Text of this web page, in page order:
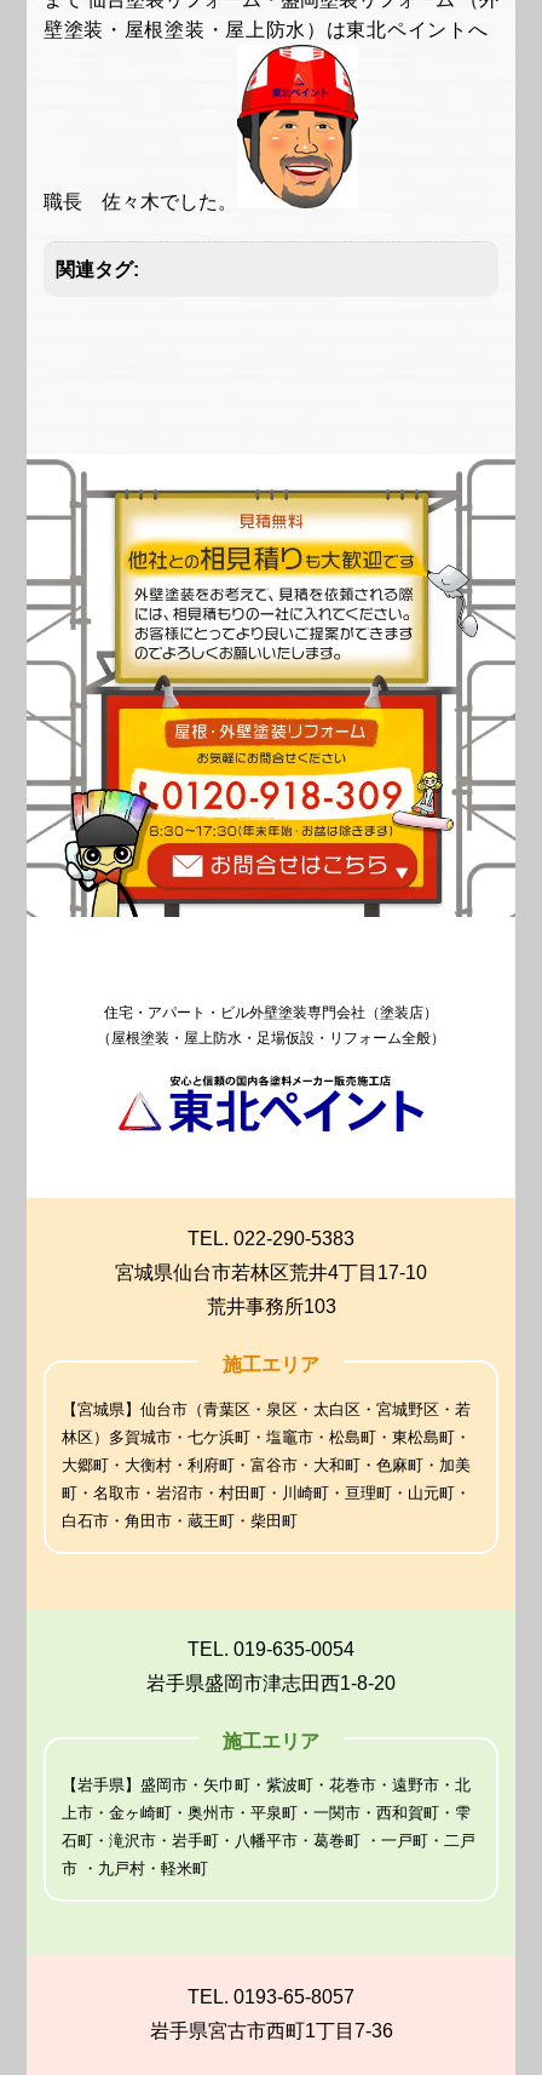
壁塗装・屋根塗装・屋上防水）は東北ペイントへ
職長 佐々木でした。
関連タグ:
住宅・アパート・ビル外壁塗装専門会社（塗装店）
（屋根塗装・屋上防水・足場仮設・リフォーム全般）
TEL. 022-290-5383
宮城県仙台市若林区荒井4丁目17-10
荒井事務所103
施工エリア
【宮城県】仙台市（青葉区・泉区・太白区・宮城野区・若
林区）多賀城市・七ケ浜町・塩竈市・松島町・東松島町・
大郷町・大衡村・利府町・富谷市・大和町・色麻町・加美
町・名取市・岩沼市・村田町・川崎町・亘理町・山元町・
白石市・角田市・蔵王町・柴田町
TEL. 019-635-0054
岩手県盛岡市津志田西1-8-20
施工エリア
【岩手県】盛岡市・矢巾町・紫波町・花巻市・遠野市・北
上市・金ヶ崎町・奥州市・平泉町・一関市・西和賀町・雫
石町・滝沢市・岩手町・八幡平市・葛巻町 ・一戸町・二戸
市 ・九戸村・軽米町
TEL. 0193-65-8057
岩手県宮古市西町1丁目7-36